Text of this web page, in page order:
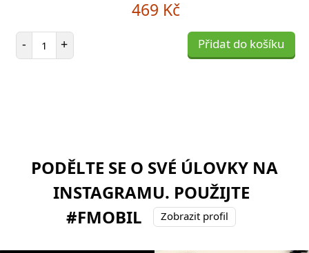
469 Kč
- Počet položek
+ Přidat do košíku
PODĚLTE SE O SVÉ ÚLOVKY NA
INSTAGRAMU. POUŽIJTE
#FMOBIL
Zobrazit profil